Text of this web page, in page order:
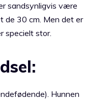
sandsynligvis være
de 30 cm. Men det er
specielt stor.
Hunnen